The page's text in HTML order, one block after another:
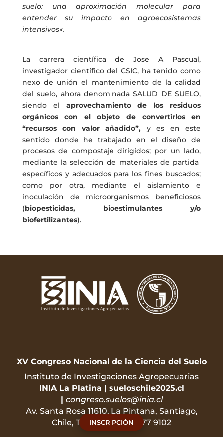
INSCRIPCIÓN
suelo: una aproximación molecular para
entender su impacto en agroecosistemas
intensivos«.
La carrera científica de Jose A Pascual,
investigador científico del CSIC, ha tenido como
nexo de unión el mantenimiento de la calidad
del suelo, ahora denominada SALUD DE SUELO,
siendo el aprovechamiento de los residuos
orgánicos con el objeto de convertirlos en
“recursos con valor añadido”, y es en este
sentido donde he trabajado en el diseño de
procesos de compostaje dirigidos; por un lado,
mediante la selección de materiales de partida
específicos y adecuados para los fines buscados;
como por otra, mediante el aislamiento e
inoculación de microorganismos beneficiosos
(biopesticidas, bioestimulantes y/o
biofertilizantes).
XV Congreso Nacional de la Ciencia del Suelo
Instituto de Investigaciones Agropecuarias
INIA La Platina | sueloschile2025.cl
| congreso.suelos@inia.cl
Av. Santa Rosa 11610, La Pintana, Santiago,
Chile, Teléfono +56 22577 9102